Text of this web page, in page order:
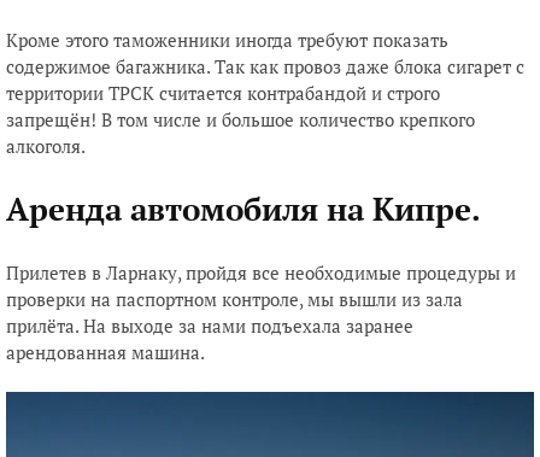
Кроме этого таможенники иногда требуют показать
содержимое багажника. Так как провоз даже блока сигарет с
территории ТРСК считается контрабандой и строго
запрещён! В том числе и большое количество крепкого
алкоголя.
Аренда автомобиля на Кипре.
Прилетев в Ларнаку, пройдя все необходимые процедуры и
проверки на паспортном контроле, мы вышли из зала
прилёта. На выходе за нами подъехала заранее
арендованная машина.